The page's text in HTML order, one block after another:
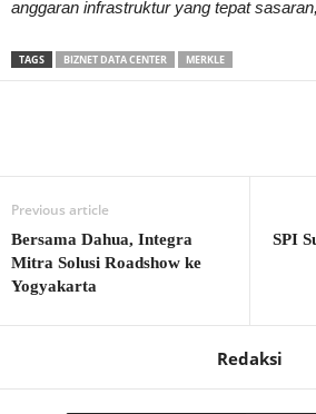
anggaran infrastruktur yang tepat
TAGS BIZNET DATA CENTER MERKLE
Previous article
Bersama Dahua, Integra
Mitra Solusi Roadshow ke
Yogyakarta
SPI
Redaksi